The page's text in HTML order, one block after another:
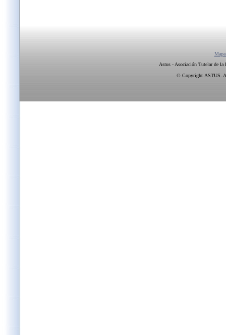
Astus - Asociación Tutelar de la
© Copyright ASTUS.